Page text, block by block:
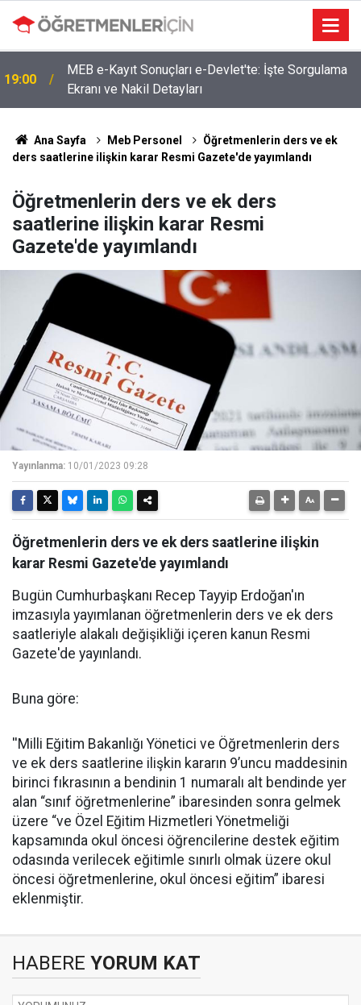
19:00
MEB e-Kayıt Sonuçları e-Devlet'te: İşte Sorgulama
Ekranı ve Nakil Detayları
Ana Sayfa Meb Personel
Öğretmenlerin ders ve ek
ders saatlerine ilişkin karar Resmi Gazete'de yayımlandı
Öğretmenlerin ders ve ek ders
saatlerine ilişkin karar Resmi
Gazete'de yayımlandı
Yayınlanma: 10/01/2023 09:28
Öğretmenlerin ders ve ek ders saatlerine ilişkin
karar Resmi Gazete'de yayımlandı
Bugün Cumhurbaşkanı Recep Tayyip Erdoğan'ın
imzasıyla yayımlanan öğretmenlerin ders ve ek ders
saatleriyle alakalı değişikliği içeren kanun Resmi
Gazete'de yayınlandı.
Buna göre:
''Milli Eğitim Bakanlığı Yönetici ve Öğretmenlerin ders
ve ek ders saatlerine ilişkin kararın 9’uncu maddesinin
birinci fıkrasının a bendinin 1 numaralı alt bendinde yer
alan “sınıf öğretmenlerine” ibaresinden sonra gelmek
üzere “ve Özel Eğitim Hizmetleri Yönetmeliği
kapsamında okul öncesi öğrencilerine destek eğitim
odasında verilecek eğitimle sınırlı olmak üzere okul
öncesi öğretmenlerine, okul öncesi eğitim” ibaresi
eklenmiştir.
HABERE YORUM KAT